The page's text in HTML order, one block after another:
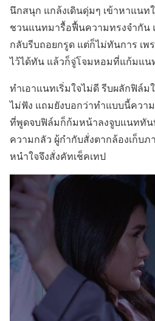
นึกสนุก แกล้งเดินดุ่มๆ เข้าหาแนท
ชวนแนทมารื้อฟื้นความทรงจำกัน
กลับรีบถอยกรูด แต่ก็ไม่ทันการ เ
ไว้ได้ทัน แล้วก็จู่โจมหอมที่แก้มแ
ทำเอาแนทเริ่มใจไม่ดี รีบผลักฟิล์
ไม่ฟัง แถมยังบอกว่าทำแบบนี้ควา
ที่พูดจบฟิล์มก็ก้มหน้าลงจูบแนททัน
ความกลัว ผู้กำกับสั่งตากล้องเก็บ
หนำใจจึงสั่งคัทเช็คเทป